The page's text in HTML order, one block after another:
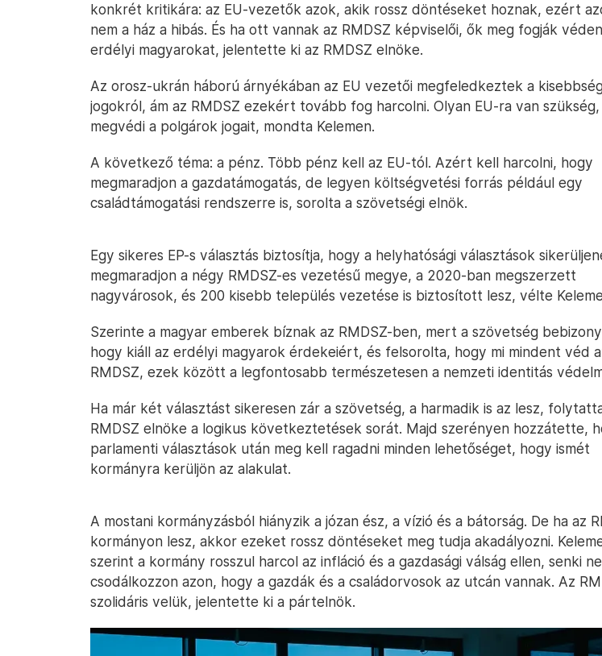
konkrét kritikára: az EU-vezetők azok, akik rossz döntéseket hoznak, ezért
nem a ház a hibás. És ha ott vannak az RMDSZ képviselői, ők meg fogják
erdélyi magyarokat, jelentette ki az RMDSZ elnöke.
Az orosz-ukrán háború árnyékában az EU vezetői megfeledkeztek a
jogokról, ám az RMDSZ ezekért tovább fog harcolni. Olyan EU-ra van szükség,
megvédi a polgárok jogait, mondta Kelemen.
A következő téma: a pénz. Több pénz kell az EU-tól. Azért kell harcolni, hogy
megmaradjon a gazdatámogatás, de legyen költségvetési forrás például egy
családtámogatási rendszerre is, sorolta a szövetségi elnök.
Egy sikeres EP-s választás biztosítja, hogy a helyhatósági választások
megmaradjon a négy RMDSZ-es vezetésű megye, a 2020-ban megszerzett
nagyvárosok, és 200 kisebb település vezetése is biztosított lesz, vélte
Szerinte a magyar emberek bíznak az RMDSZ-ben, mert a szövetség
hogy kiáll az erdélyi magyarok érdekeiért, és felsorolta, hogy mi mindent véd
RMDSZ, ezek között a legfontosabb természetesen a nemzeti identitás
Ha már két választást sikeresen zár a szövetség, a harmadik is az lesz,
RMDSZ elnöke a logikus következtetések sorát. Majd szerényen hozzátette,
parlamenti választások után meg kell ragadni minden lehetőséget, hogy ismét
kormányra kerüljön az alakulat.
A mostani kormányzásból hiányzik a józan ész, a vízió és a bátorság. De ha az
kormányon lesz, akkor ezeket rossz döntéseket meg tudja akadályozni.
szerint a kormány rosszul harcol az infláció és a gazdasági válság ellen, senki ne
csodálkozzon azon, hogy a gazdák és a családorvosok az utcán vannak. Az
szolidáris velük, jelentette ki a pártelnök.